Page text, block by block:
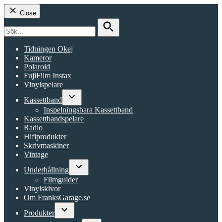
Close
for:
Search
Tidningen Okej
Kameror
Polaroid
FujiFilm Instax
Vinylspelare
Kassettband
Open
dropdown
menu
Inspelningsbara Kassettband
Kassettbandspelare
Radio
Hifiprodukter
Skrivmaskiner
Vintage
Underhållning
Open
Filmguider
Vinylskivor
Om FranksGarage.se
Produkter
Open